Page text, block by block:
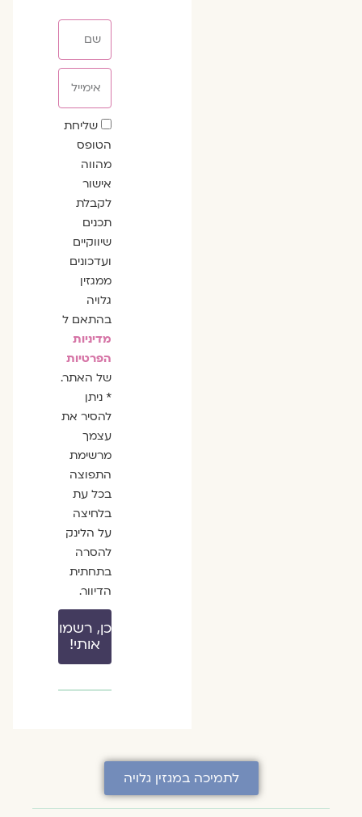
שדה
הסכמה
שליחת
הטופס
מהווה
אישור
לקבלת
תכנים
שיווקיים
ועדכונים
ממגזין
גלויה
בהתאם ל
מדיניות
הפרטיות
של האתר.
* ניתן
להסיר את
עצמך
מרשימת
התפוצה
בכל עת
בלחיצה
על הלינק
להסרה
בתחתית
הדיוור.
כן, רשמו
אותי!
לתמיכה במגזין גלויה